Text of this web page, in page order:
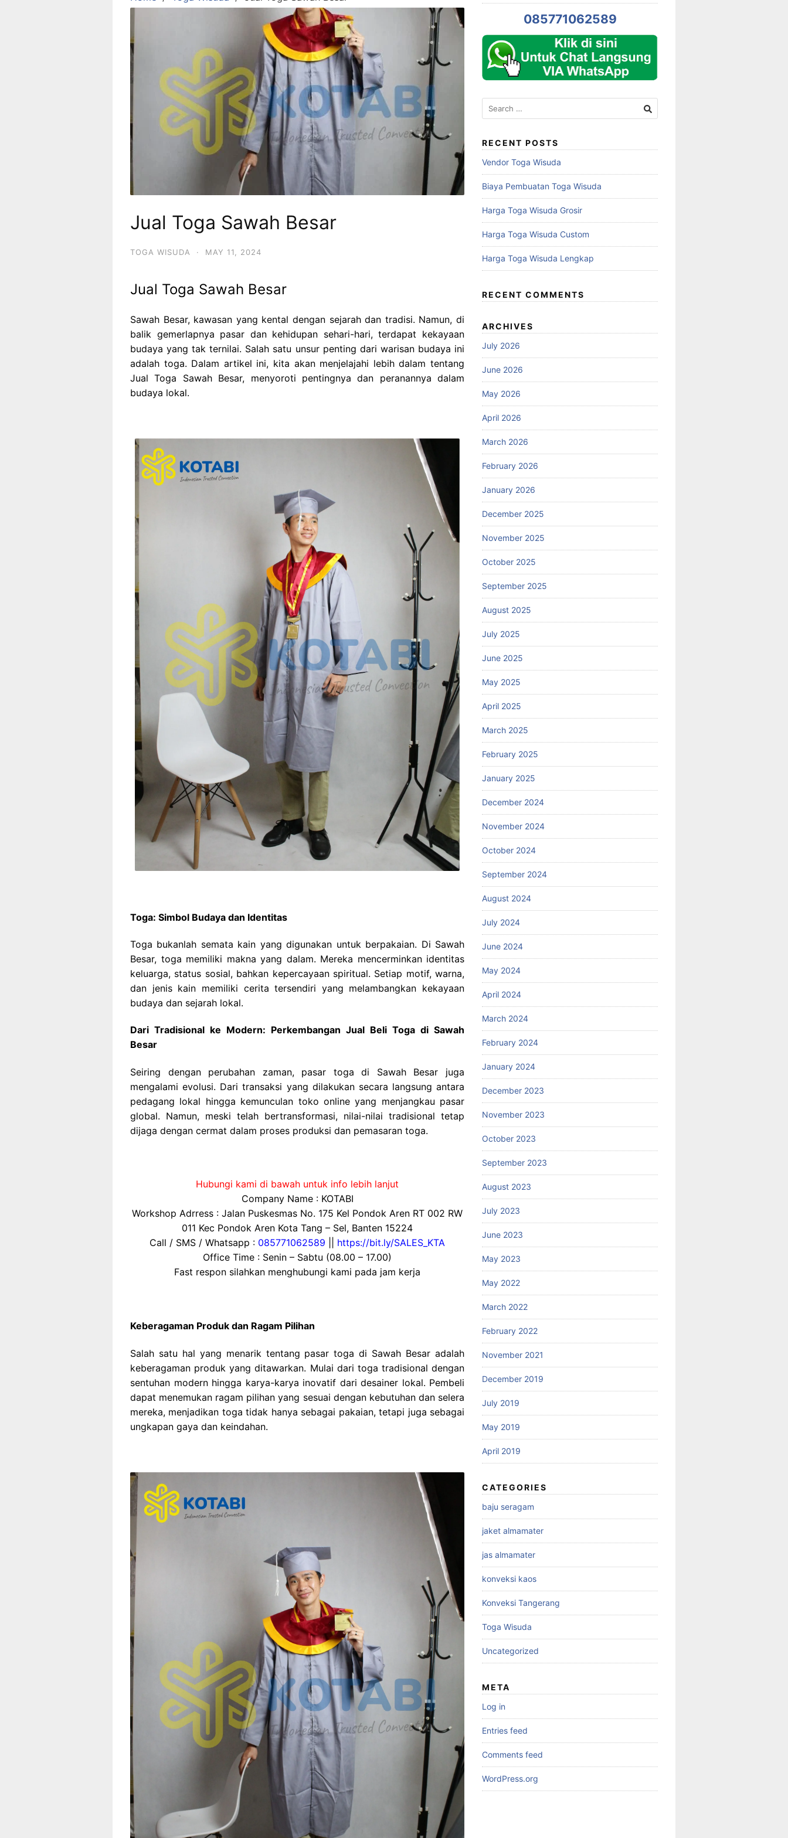
Jual Toga Sawah Besar
TOGA WISUDA · MAY 11, 2024
Jual Toga Sawah Besar
Sawah Besar, kawasan yang kental dengan sejarah dan tradisi. Namun, di
balik gemerlapnya pasar dan kehidupan sehari-hari, terdapat kekayaan
budaya yang tak ternilai. Salah satu unsur penting dari warisan budaya ini
adalah toga. Dalam artikel ini, kita akan menjelajahi lebih dalam tentang
Jual Toga Sawah Besar, menyoroti pentingnya dan peranannya dalam
budaya lokal.
Toga: Simbol Budaya dan Identitas
Toga bukanlah semata kain yang digunakan untuk berpakaian. Di Sawah
Besar, toga memiliki makna yang dalam. Mereka mencerminkan identitas
keluarga, status sosial, bahkan kepercayaan spiritual. Setiap motif, warna,
dan jenis kain memiliki cerita tersendiri yang melambangkan kekayaan
budaya dan sejarah lokal.
Dari Tradisional ke Modern: Perkembangan Jual Beli Toga di Sawah
Besar
Seiring dengan perubahan zaman, pasar toga di Sawah Besar juga
mengalami evolusi. Dari transaksi yang dilakukan secara langsung antara
pedagang lokal hingga kemunculan toko online yang menjangkau pasar
global. Namun, meski telah bertransformasi, nilai-nilai tradisional tetap
dijaga dengan cermat dalam proses produksi dan pemasaran toga.
Hubungi kami di bawah untuk info lebih lanjut
Company Name : KOTABI
Workshop Adrress : Jalan Puskesmas No. 175 Kel Pondok Aren RT 002 RW
011 Kec Pondok Aren Kota Tang – Sel, Banten 15224
Call / SMS / Whatsapp : 085771062589
https://bit.ly/SALES_KTA
Office Time : Senin – Sabtu (08.00 – 17.00)
Fast respon silahkan menghubungi kami pada jam kerja
Keberagaman Produk dan Ragam Pilihan
Salah satu hal yang menarik tentang pasar toga di Sawah Besar adalah
keberagaman produk yang ditawarkan. Mulai dari toga tradisional dengan
sentuhan modern hingga karya-karya inovatif dari desainer lokal. Pembeli
dapat menemukan ragam pilihan yang sesuai dengan kebutuhan dan selera
mereka, menjadikan toga tidak hanya sebagai pakaian, tetapi juga sebagai
ungkapan gaya dan keindahan.
085771062589
Search
for:
RECENT POSTS
Vendor Toga Wisuda
Biaya Pembuatan Toga Wisuda
Harga Toga Wisuda Grosir
Harga Toga Wisuda Custom
Harga Toga Wisuda Lengkap
RECENT COMMENTS
ARCHIVES
July 2026
June 2026
May 2026
April 2026
March 2026
February 2026
January 2026
December 2025
November 2025
October 2025
September 2025
August 2025
July 2025
June 2025
May 2025
April 2025
March 2025
February 2025
January 2025
December 2024
November 2024
October 2024
September 2024
August 2024
July 2024
June 2024
May 2024
April 2024
March 2024
February 2024
January 2024
December 2023
November 2023
October 2023
September 2023
August 2023
July 2023
June 2023
May 2023
May 2022
March 2022
February 2022
November 2021
December 2019
July 2019
May 2019
April 2019
CATEGORIES
baju seragam
jaket almamater
jas almamater
konveksi kaos
Konveksi Tangerang
Toga Wisuda
Uncategorized
META
Log in
Entries feed
Comments feed
WordPress.org